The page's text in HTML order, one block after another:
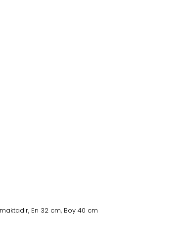
En 32 cm, Boy 40 cm